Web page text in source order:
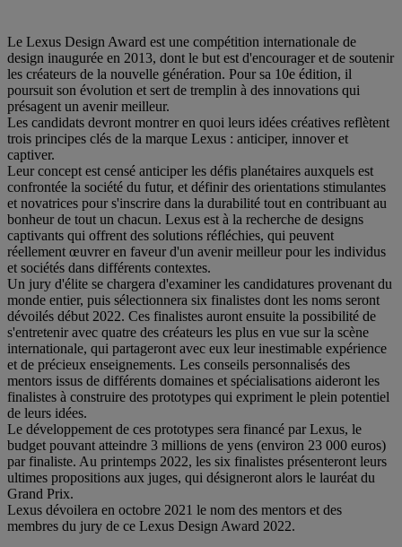
Le Lexus Design Award est une compétition internationale de
design inaugurée en 2013, dont le but est d'encourager et de soutenir
les créateurs de la nouvelle génération. Pour sa 10e édition, il
poursuit son évolution et sert de tremplin à des innovations qui
présagent un avenir meilleur.
Les candidats devront montrer en quoi leurs idées créatives reflètent
trois principes clés de la marque Lexus : anticiper, innover et
captiver.
Leur concept est censé anticiper les défis planétaires auxquels est
confrontée la société du futur, et définir des orientations stimulantes
et novatrices pour s'inscrire dans la durabilité tout en contribuant au
bonheur de tout un chacun. Lexus est à la recherche de designs
captivants qui offrent des solutions réfléchies, qui peuvent
réellement œuvrer en faveur d'un avenir meilleur pour les individus
et sociétés dans différents contextes.
Un jury d'élite se chargera d'examiner les candidatures provenant du
monde entier, puis sélectionnera six finalistes dont les noms seront
dévoilés début 2022. Ces finalistes auront ensuite la possibilité de
s'entretenir avec quatre des créateurs les plus en vue sur la scène
internationale, qui partageront avec eux leur inestimable expérience
et de précieux enseignements. Les conseils personnalisés des
mentors issus de différents domaines et spécialisations aideront les
finalistes à construire des prototypes qui expriment le plein potentiel
de leurs idées.
Le développement de ces prototypes sera financé par Lexus, le
budget pouvant atteindre 3 millions de yens (environ 23 000 euros)
par finaliste. Au printemps 2022, les six finalistes présenteront leurs
ultimes propositions aux juges, qui désigneront alors le lauréat du
Grand Prix.
Lexus dévoilera en octobre 2021 le nom des mentors et des
membres du jury de ce Lexus Design Award 2022.